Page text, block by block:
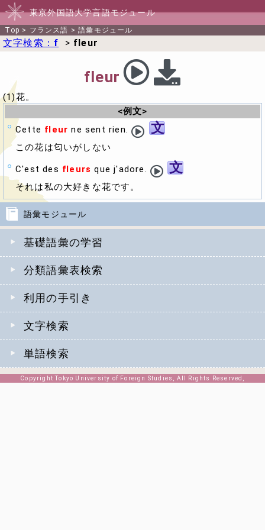
東京外国語大学言語モジュール
Top > フランス語 >語彙モジュール
語彙モジュール
基礎語彙の学習
分類語彙表検索
利用の手引き
文字検索
単語検索
文字検索： f > fleur
fleur
(1)花。
<例文>
Cette fleur ne sent rien. 文
この花は匂いがしない
C'est des fleurs que j'adore. 文
それは私の大好きな花です。
Copyright Tokyo University of Foreign Studies, All Rights Reserved,